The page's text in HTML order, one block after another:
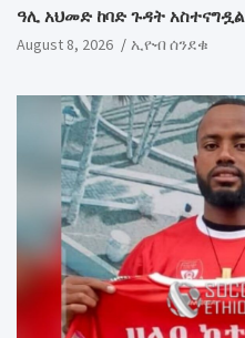
ዓሊ አህመድ ከባድ ጉዳት አስተናግዷል
August 8, 2026 ኢዮብ ሰንደቁ